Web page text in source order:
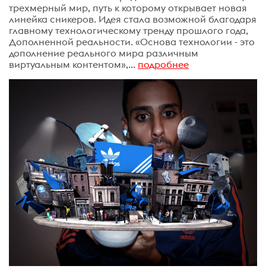
трехмерный мир, путь к которому открывает новая
линейка сникеров. Идея стала возможной благодаря
главному технологическому тренду прошлого года,
Дополненной реальности. «Основа технологии - это
дополнение реального мира различным
виртуальным контентом»,... подробнее